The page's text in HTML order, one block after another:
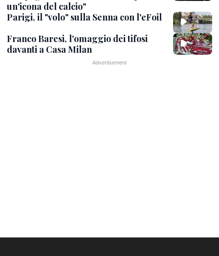
un'icona del calcio"
Parigi, il "volo" sulla Senna con l'eFoil
Franco Baresi, l'omaggio dei tifosi
davanti a Casa Milan